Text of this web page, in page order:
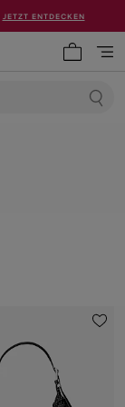
JETZT ENTDECKEN